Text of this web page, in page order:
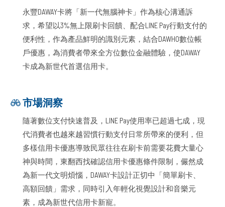
永豐DAWAY卡將「新一代無腦神卡」作為核心溝通訴
求，希望以3%無上限刷卡回饋、配合LINE Pay行動支付的
便利性，作為產品鮮明的識別元素，結合DAWHO數位帳
戶優惠，為消費者帶來全方位數位金融體驗，使DAWAY
卡成為新世代首選信用卡。
市場洞察
隨著數位支付快速普及，LINE Pay使用率已超過七成，現
代消費者也越來越習慣行動支付日常所帶來的便利，但
多樣信用卡優惠導致民眾往往在刷卡前需要花費大量心
神與時間，東翻西找確認信用卡優惠條件限制，儼然成
為新一代文明煩惱，DAWAY卡設計正切中「簡單刷卡、
高額回饋」需求，同時引入年輕化視覺設計和音樂元
素，成為新世代信用卡新寵。